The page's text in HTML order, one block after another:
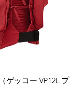
ゲッコー VP12L プ